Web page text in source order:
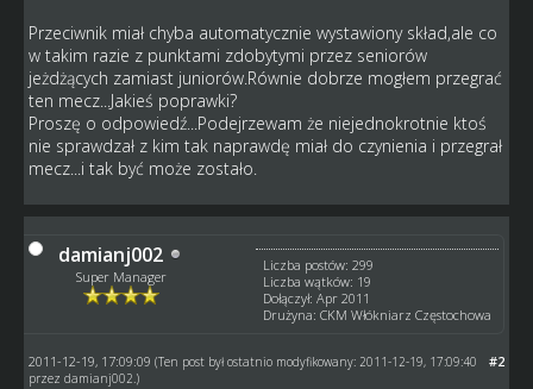
Przeciwnik miał chyba automatycznie wystawiony skład,ale co
w takim razie z punktami zdobytymi przez seniorów
jeżdżących zamiast juniorów.Równie dobrze mogłem przegrać
ten mecz...Jakieś poprawki?
Proszę o odpowiedź...Podejrzewam że niejednokrotnie ktoś
nie sprawdzał z kim tak naprawdę miał do czynienia i przegrał
mecz...i tak być może zostało.
damianj002
Super Manager
Liczba postów: 299
Liczba wątków: 19
Dołączył: Apr 2011
Drużyna: CKM Włókniarz Częstochowa
#2
2011-12-19, 17:09:09 (Ten post był ostatnio modyfikowany: 2011-12-19, 17:09:40
przez damianj002 .)